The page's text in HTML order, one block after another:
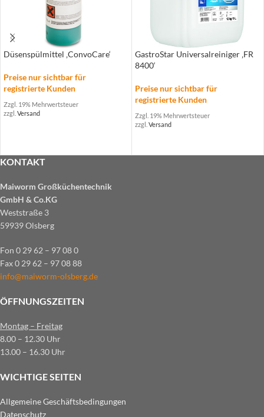
Düsenspülmittel ‚ConvoCare‘
Preise nur sichtbar für
registrierte Kunden
Zzgl. 19% Mehrwertsteuer
zzgl. Versand
GastroStar Universalreiniger ‚FR
8400‘
Preise nur sichtbar für
registrierte Kunden
Zzgl. 19% Mehrwertsteuer
zzgl. Versand
KONTAKT
Maiworm Großküchentechnik
GmbH & Co.KG
Weststraße 3
59939 Olsberg
Fon 0 29 62 – 97 08 0
Fax 0 29 62 – 97 08 88
info@maiworm-olsberg.de
ÖFFNUNGSZEITEN
Montag – Freitag
8.00 – 12.30 Uhr
13.00 – 16.30 Uhr
WICHTIGE SEITEN
Allgemeine Geschäftsbedingungen
Datenschutz